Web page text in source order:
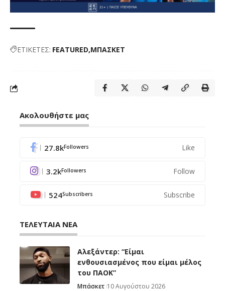
ΕΤΙΚΕΤΕΣ: FEATURED ΜΠΑΣΚΕΤ
Ακολουθήστε μας
27.8kFollowers Like
3.2kFollowers Follow
524Subscribers Subscribe
ΤΕΛΕΥΤΑΙΑ ΝΕΑ
Αλεξάντερ: “Είμαι
ενθουσιασμένος που είμαι μέλος
του ΠΑΟΚ”
Μπάσκετ 10 Αυγούστου 2026